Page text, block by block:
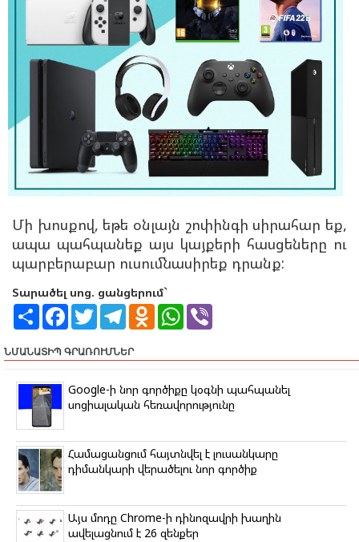
Մի խոսքով, եթե օնլայն շոփինգի սիրահար եք,
ապա պահպանեք այս կայքերի հասցեները ու
պարբերաբար ուսումնասիրեք դրանք:
Տարածել սոց. ցանցերում`
S
r
e
F
e
b
o
k
T
t
t
r
T
e
g
a
m
O
k
a
s
s
i
k
i
W
s
p
p
r
ՆՄԱՆԱՏԻՊ ԳՐԱՌՈՒՄՆԵՐ
Google-ի նոր գործիքը կօգնի պահպանել
սոցիալական հեռավորությունը
Համացանցում հայտնվել է լուսանկարը
դիմանկարի վերածելու նոր գործիք
Այս մոդը Chrome-ի դինոզավրի խաղին
ավելացնում է 26 զենքեր